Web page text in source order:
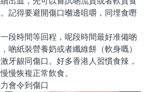
記得要避開傷口嗰邊咀嚼，同埋食嘢
時間等回程，呢段時間最好准備啲
啲紙裝營養奶或者纖維餅（軟身嘅）
牙龈同傷口。好多香港人習慣食辣，
慢恢複正常飲食。
會令到傷口